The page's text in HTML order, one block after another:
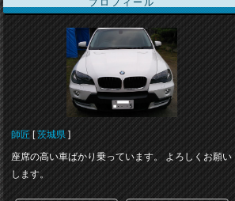
プロフィール
師匠[茨城県 ]
座席の高い車ばかり乗っています。 よろしくお願い
します。